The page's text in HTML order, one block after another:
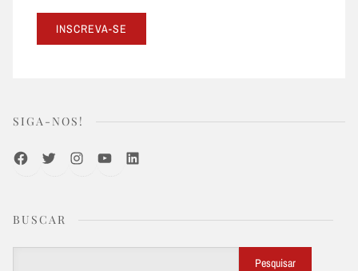
SIGA-NOS!
FacebookTwitterInstagramYoutubeLinkedIn
BUSCAR
Pesquisar